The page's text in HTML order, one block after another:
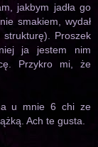
jakbym jadła go
smakiem, wydał
Proszek
ja jestem nim
Przykro mi, że
u mnie 6 chi ze
Ach te gusta.